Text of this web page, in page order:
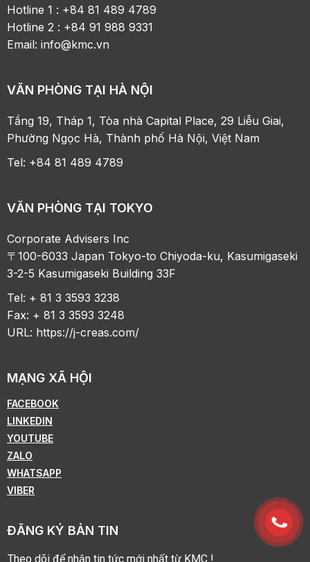
Hotline 1 : +84 81 489 4789
Hotline 2 : +84 91 988 9331
Email:info@kmc.vn
VĂN PHÒNG TẠI HÀ NỘI
Tầng 19, Tháp 1, Tòa nhà Capital Place, 29 Liễu Giai,
Phường Ngọc Hà, Thành phố Hà Nội, Việt Nam
Tel: +84 81 489 4789
VĂN PHÒNG TẠI TOKYO
Corporate Advisers Inc
〒100-6033 Japan Tokyo-to Chiyoda-ku, Kasumigaseki
3-2-5 Kasumigaseki Building 33F
Tel: + 81 3 3593 3238
Fax: + 81 3 3593 3248
URL: https://j-creas.com/
MẠNG XÃ HỘI
FACEBOOK
LINKEDIN
YOUTUBE
ZALO
WHATSAPP
VIBER
ĐĂNG KÝ BẢN TIN
Theo dõi để nhận tin tức mới nhất từ KMC !